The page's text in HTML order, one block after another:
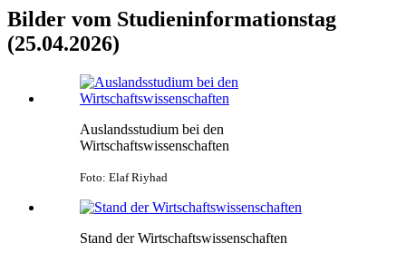
Bilder vom Studieninformationstag
(25.04.2026)
Auslandsstudium bei den
Wirtschaftswissenschaften
Foto: Elaf Riyhad
Stand der Wirtschaftswissenschaften